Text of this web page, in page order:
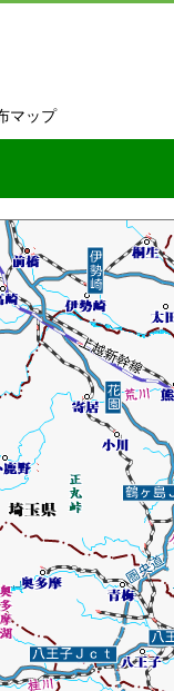
マップ